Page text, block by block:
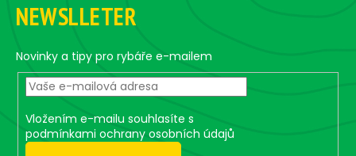
SICKLE
#6
5
KS,
4
G
69
Kč
NEWSLLETER
Novinky a tipy pro rybáře e-mailem
Vložením e-mailu souhlasíte s
podmínkami ochrany osobních údajů